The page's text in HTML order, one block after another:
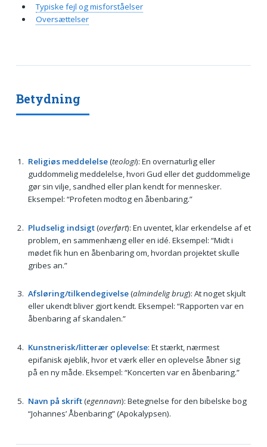
Betydning
Religiøs meddelelse(teologi): En overnaturlig eller
guddommelig meddelelse, hvori Gud eller det guddommelige
gør sin vilje, sandhed eller plan kendt for mennesker.
Eksempel: “Profeten modtog en åbenbaring.”
Pludselig indsigt(overført): En uventet, klar erkendelse af et
problem, en sammenhæng eller en idé. Eksempel: “Midt i
mødet fik hun en åbenbaring om, hvordan projektet skulle
gribes an.”
Afsløring/tilkendegivelse(almindelig brug): At noget skjult
eller ukendt bliver gjort kendt. Eksempel: “Rapporten var en
åbenbaring af skandalen.”
Kunstnerisk/litterær oplevelse: Et stærkt, nærmest
epifanisk øjeblik, hvor et værk eller en oplevelse åbner sig
på en ny måde. Eksempel: “Koncerten var en åbenbaring.”
Navn på skrift(egennavn): Betegnelse for den bibelske bog
“Johannes’ Åbenbaring” (Apokalypsen).
Typiske fejl og misforståelser
Oversættelser